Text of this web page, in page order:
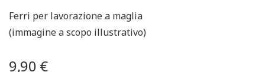
Ferri per lavorazione a maglia
(immagine a scopo illustrativo)
9,90 €